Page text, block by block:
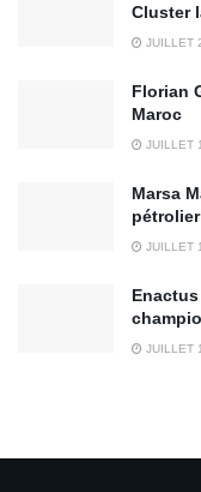
Cluster
JUILLET
Florian
Maroc
JUILLET
Marsa
JUILLET
JUILLET